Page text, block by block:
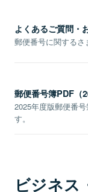
よくあるご質問・
郵便番号に関するさ
郵便番号簿PDF（
2025年度版郵便番
す。
ビジネス